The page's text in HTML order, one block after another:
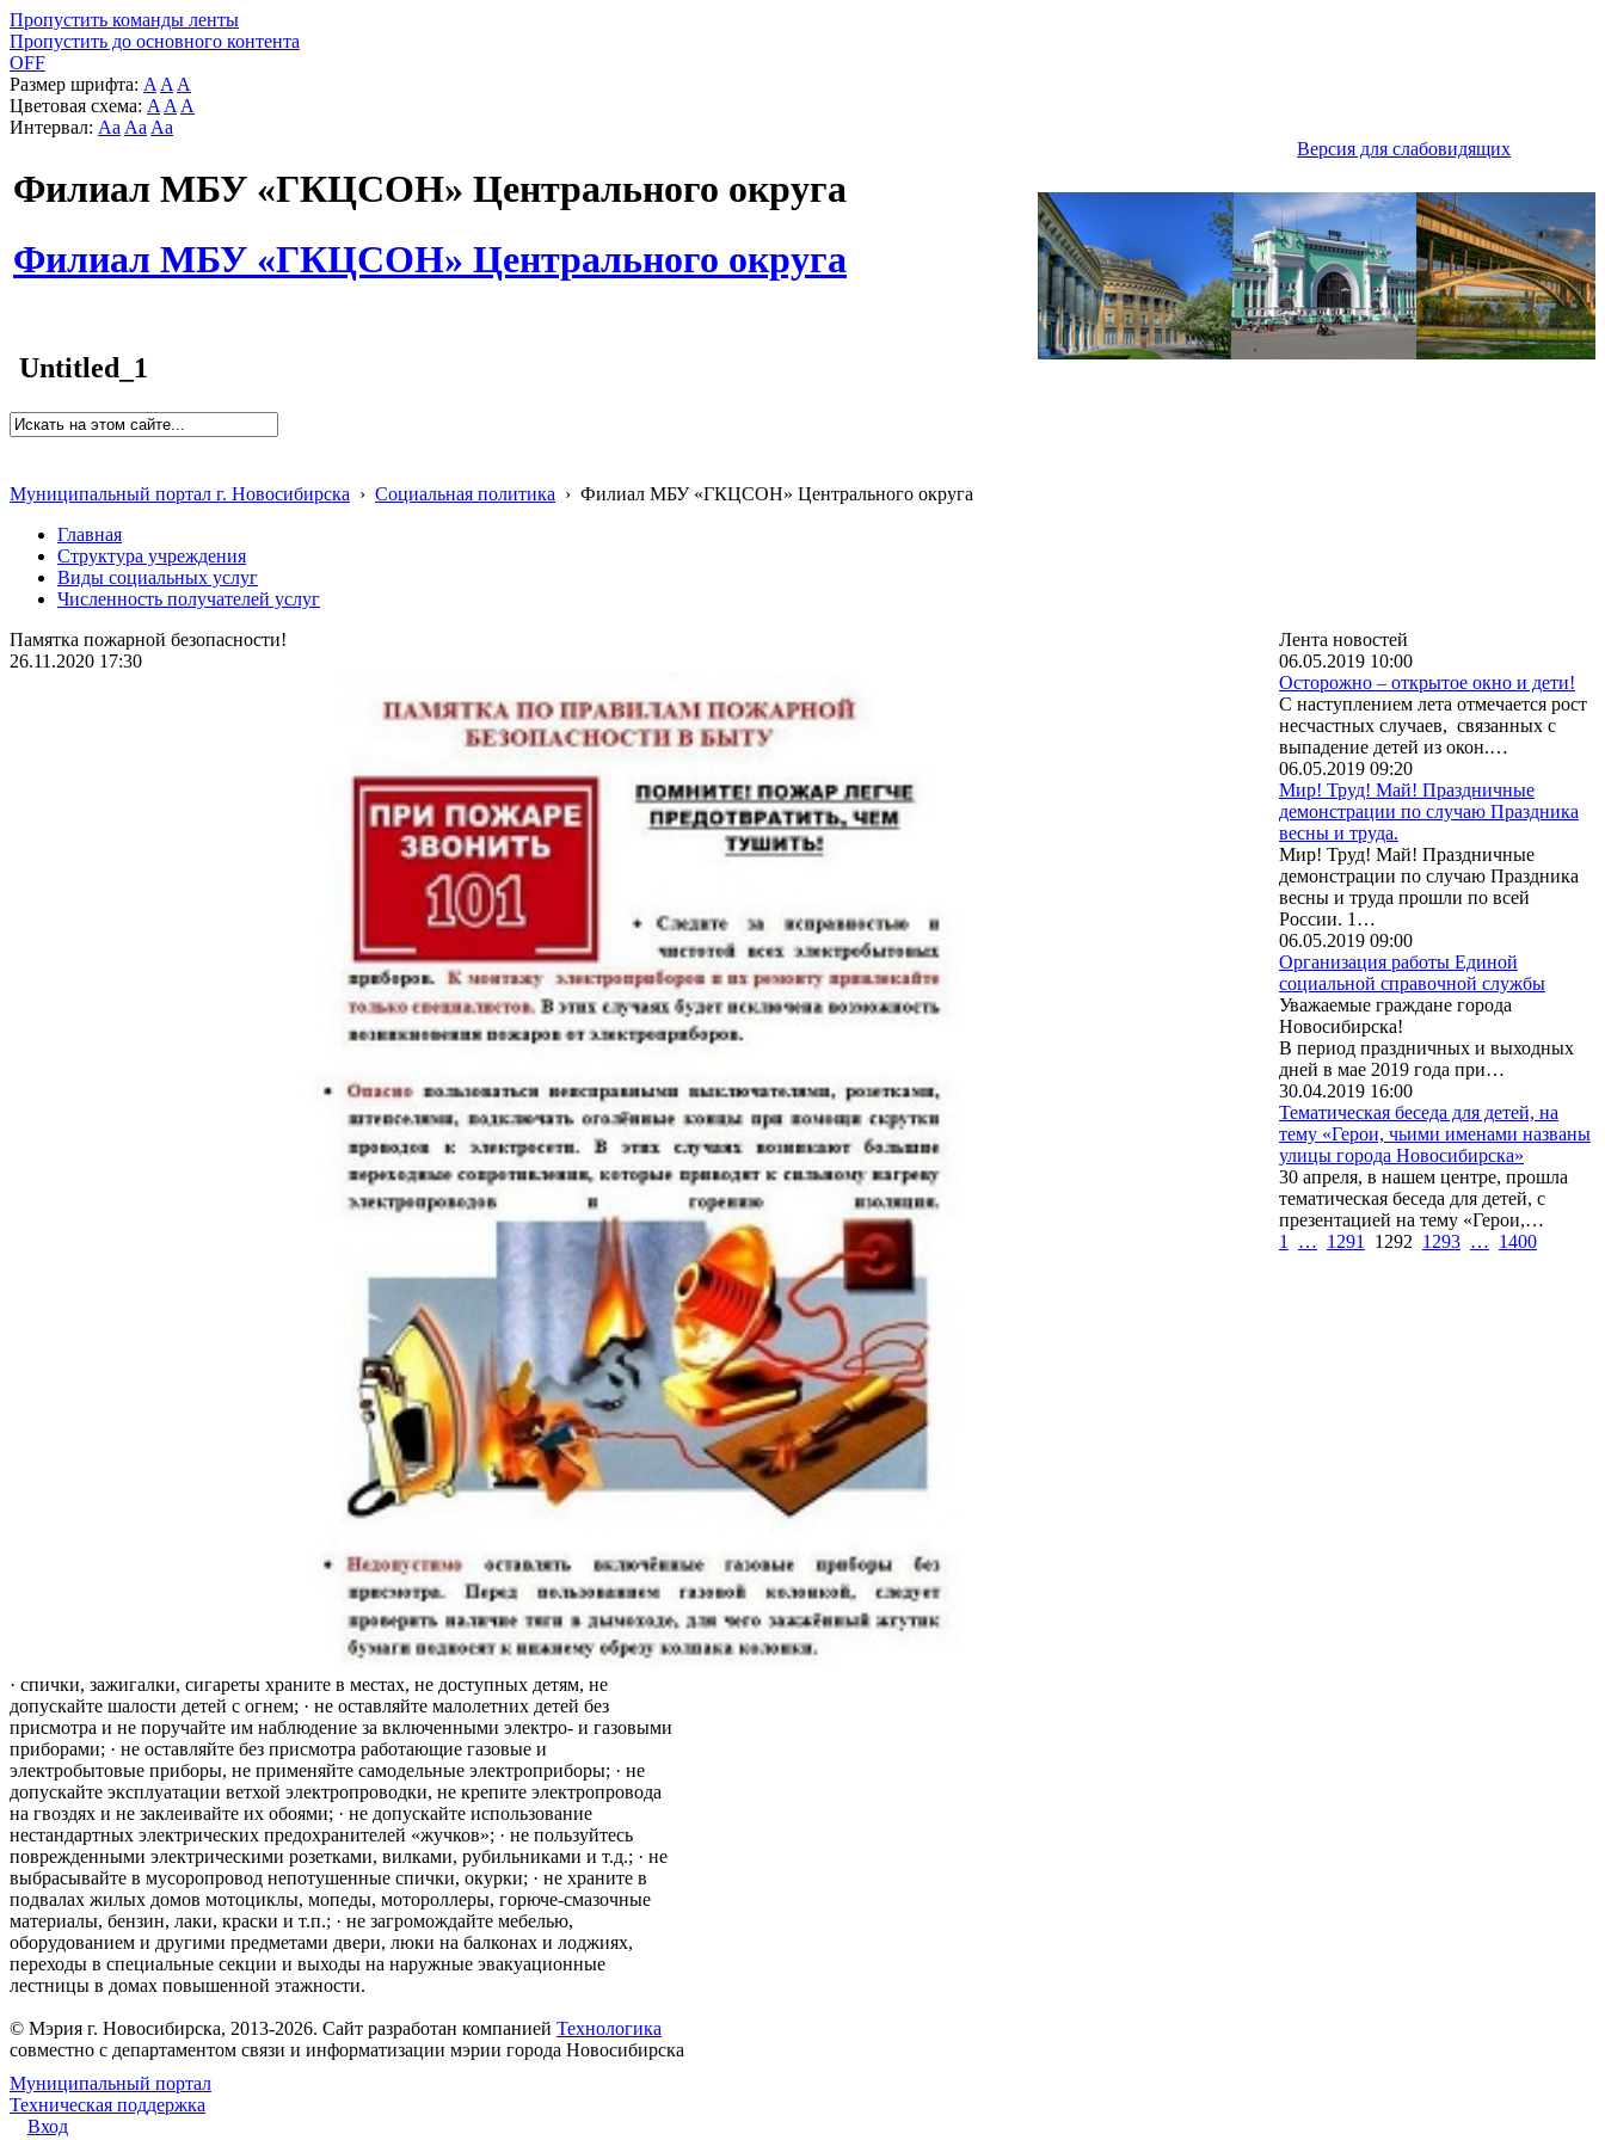
Пропустить команды ленты
Пропустить до основного контента
OFF
Размер шрифта: A A A
Цветовая схема: A A A
Интервал: Aa Aa Aa
Версия для слабовидящих
Филиал МБУ «ГКЦСОН» Центрального округа
Филиал МБУ «ГКЦСОН» Центрального округа
Untitled_1
Муниципальный портал г. Новосибирска › Социальная политика › Филиал МБУ «ГКЦСОН» Центрального округа
Главная
Структура учреждения
Виды социальных услуг
Численность получателей услуг
Памятка пожарной безопасности!
26.11.2020 17:30
· спички, зажигалки, сигареты храните в местах, не доступных детям, не
допускайте шалости детей с огнем; · не оставляйте малолетних детей без
присмотра и не поручайте им наблюдение за включенными электро- и газовыми
приборами; · не оставляйте без присмотра работающие газовые и
электробытовые приборы, не применяйте самодельные электроприборы; · не
допускайте эксплуатации ветхой электропроводки, не крепите электропровода
на гвоздях и не заклеивайте их обоями; · не допускайте использование
нестандартных электрических предохранителей «жучков»; · не пользуйтесь
поврежденными электрическими розетками, вилками, рубильниками и т.д.; · не
выбрасывайте в мусоропровод непотушенные спички, окурки; · не храните в
подвалах жилых домов мотоциклы, мопеды, мотороллеры, горюче-смазочные
материалы, бензин, лаки, краски и т.п.; · не загромождайте мебелью,
оборудованием и другими предметами двери, люки на балконах и лоджиях,
переходы в специальные секции и выходы на наружные эвакуационные
лестницы в домах повышенной этажности.
Лента новостей
06.05.2019 10:00
Осторожно – открытое окно и дети!
С наступлением лета отмечается рост
несчастных случаев, связанных с
выпадение детей из окон.…
06.05.2019 09:20
Мир! Труд! Май! Праздничные
демонстрации по случаю Праздника
весны и труда.
Мир! Труд! Май! Праздничные
демонстрации по случаю Праздника
весны и труда прошли по всей
России. 1…
06.05.2019 09:00
Организация работы Единой
социальной справочной службы
Уважаемые граждане города
Новосибирска!
В период праздничных и выходных
дней в мае 2019 года при…
30.04.2019 16:00
Тематическая беседа для детей, на
тему «Герои, чьими именами названы
улицы города Новосибирска»
30 апреля, в нашем центре, прошла
тематическая беседа для детей, с
презентацией на тему «Герои,…
1
… 1291 1292 1293 … 1400
© Мэрия г. Новосибирска, 2013-2026. Сайт разработан компанией Технологика
совместно с департаментом связи и информатизации мэрии города Новосибирска
Муниципальный портал
Техническая поддержка
Вход